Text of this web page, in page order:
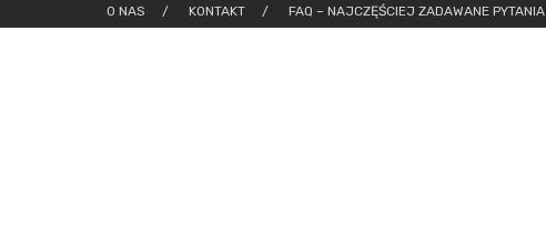
O NAS KONTAKT FAQ – NAJCZĘŚCIEJ ZADAWANE PYTANIA